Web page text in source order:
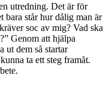
utredning. Det är för
bara står hur dålig man är
soc av mig? Vad ska
Genom att hjälpa
ut dem så startar
ta ett steg framåt.